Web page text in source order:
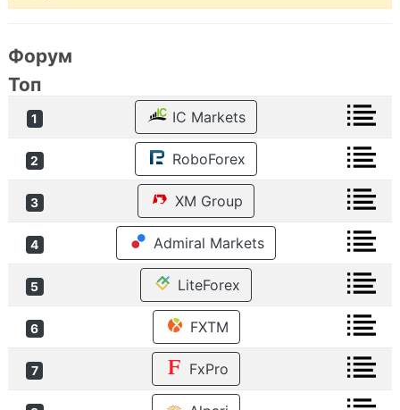
Форум
Топ
1 IC Markets
2 RoboForex
3 XM Group
4 Admiral Markets
5 LiteForex
6 FXTM
7 FxPro